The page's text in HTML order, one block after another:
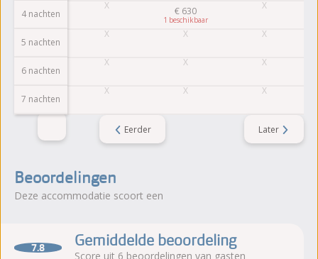
Eerder Later
4 nachten
5 nachten
6 nachten
7 nachten
€ 630
1
Beoordelingen
Deze accommodatie scoort een
7.8 Gemiddelde beoordeling
Score uit 6 beoordelingen van gasten